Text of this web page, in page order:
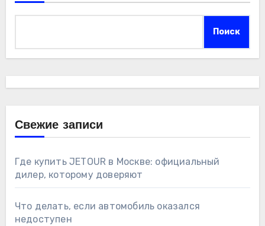
Поиск
Свежие записи
Где купить JETOUR в Москве: официальный
дилер, которому доверяют
Что делать, если автомобиль оказался
недоступен